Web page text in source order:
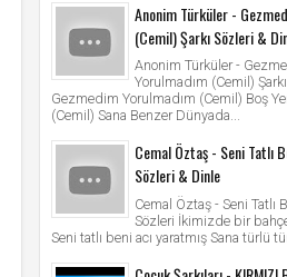
Anonim Türküler -
(Cemil) Şarkı Sözleri &
Anonim Türküler -
Yorulmadım (Cemil)
Gezmedim Yorulmadım (Cemil) Boş
(Cemil) Sana Benzer Dünyada...
Cemal Öztaş - Seni Tatlı
Sözleri & Dinle
Cemal Öztaş - Seni Tatlı
Sözleri İkimizde bir
Seni tatlı beni acı yaratmış Sana türlü